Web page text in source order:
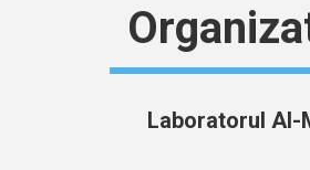
Laboratorul AI-